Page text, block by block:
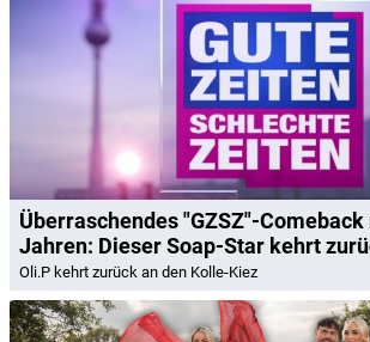
Überraschendes "GZSZ"-Comeback
Jahren: Dieser Soap-Star kehrt
Oli.P kehrt zurück an den Kolle-Kiez